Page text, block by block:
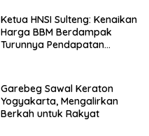
Ketua HNSI Sulteng: Kenaikan
Harga BBM Berdampak
Turunnya Pendapatan
Garebeg Sawal Keraton
Yogyakarta, Mengalirkan
Berkah untuk Rakyat